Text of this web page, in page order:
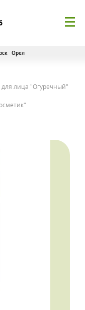
Орел
для лица "Огуречный"